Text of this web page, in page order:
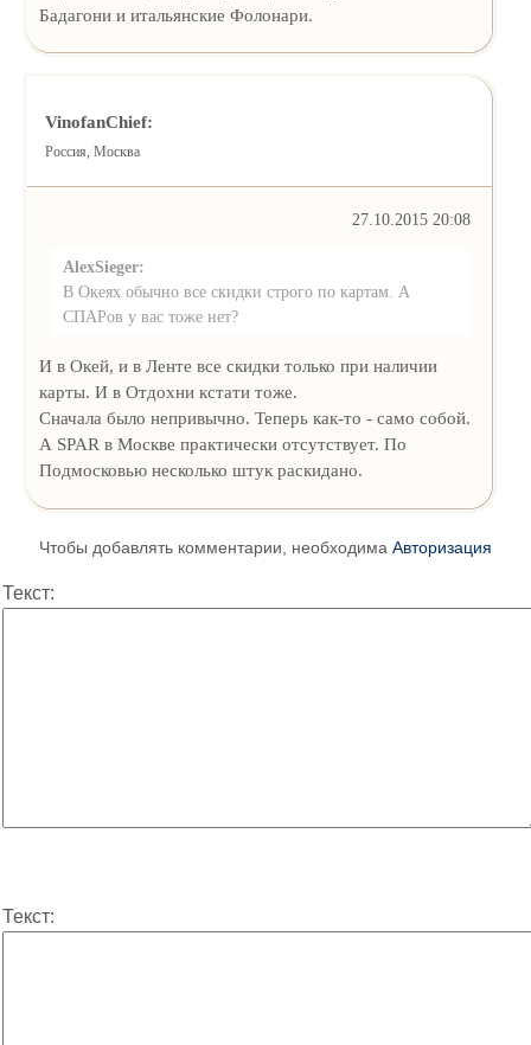
Бадагони и итальянские Фолонари.
VinofanChief:
Россия, Москва
27.10.2015 20:08
AlexSieger:
В Океях обычно все скидки строго по картам. А
СПАРов у вас тоже нет?
И в Окей, и в Ленте все скидки только при наличии
карты. И в Отдохни кстати тоже.
Сначала было непривычно. Теперь как-то - само собой.
А SPAR в Москве практически отсутствует. По
Подмосковью несколько штук раскидано.
Чтобы добавлять комментарии, необходима Авторизация
Текст:
Текст: